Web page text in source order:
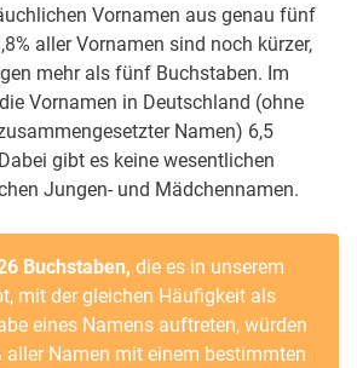
Vornamen aus genau fünf
aller Vornamen sind noch kürzer,
mehr als fünf Buchstaben. Im
Vornamen in Deutschland (ohne
Namen) 6,5
gibt es keine wesentlichen
Jungen- und Mädchennamen.
Buchstaben, die es in unserem
mit der gleichen Häufigkeit als
eines Namens auftreten, würden
aller Namen mit einem bestimmten